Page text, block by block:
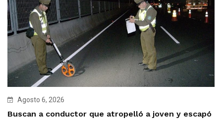
Agosto 6, 2026
Buscan a conductor que atropelló a joven y escapó